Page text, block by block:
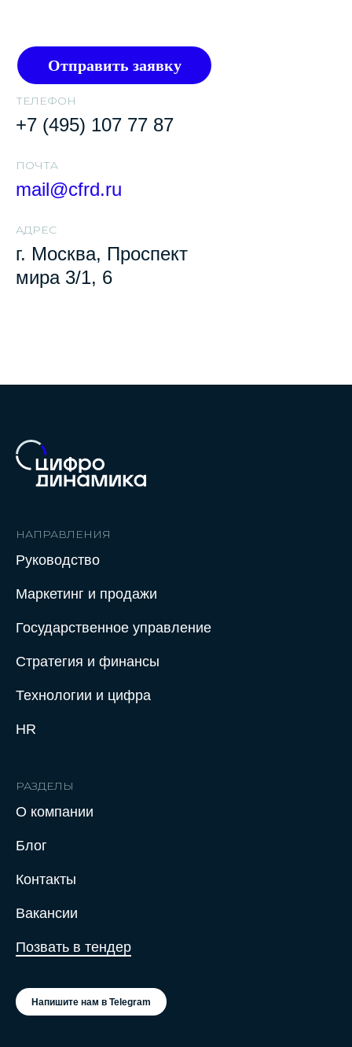
ТЕЛЕФОН
ПОЧТA
АДРЕС
+7 (495) 107 77 87
mail@cfrd.ru
г. Москва, Проспект
мира 3/1, 6
Отправить заявку
вы соглашаетесь с Политикой
Руководство
НАПРАВЛЕНИЯ
Маркетинг и продажи
Государственное управление
Стратегия и финансы
Технологии и цифра
HR
О компании
Контакты
Вакансии
Позвать в тендер
РАЗДЕЛЫ
Напишите нам в Telegram
Блог